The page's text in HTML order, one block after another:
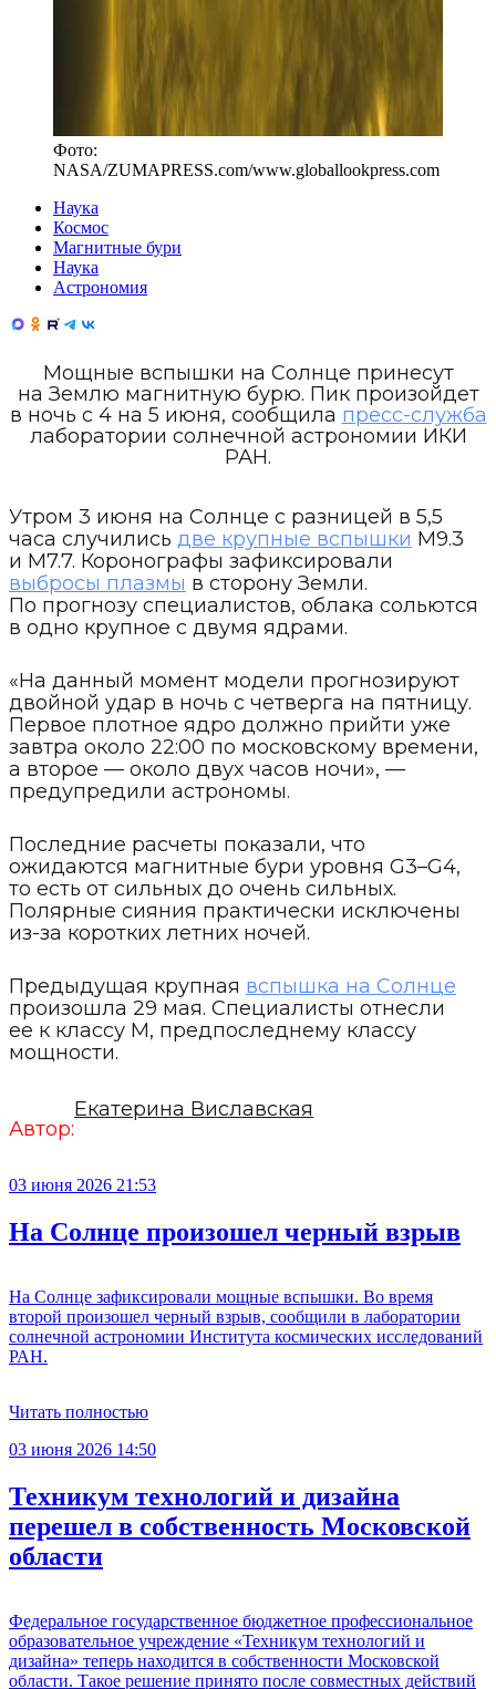
Фото:
NASA/ZUMAPRESS.com/www.globallookpress.com
Наука
Космос
Магнитные бури
Наука
Астрономия
Мощные вспышки на Солнце принесут
на Землю магнитную бурю. Пик произойдет
в ночь с 4 на 5 июня, сообщила пресс-служба
лаборатории солнечной астрономии ИКИ
РАН.
Утром 3 июня на Солнце с разницей в 5,5
часа случились две крупные вспышки М9.3
и М7.7. Коронографы зафиксировали
выбросы плазмы в сторону Земли.
По прогнозу специалистов, облака сольются
в одно крупное с двумя ядрами.
«На данный момент модели прогнозируют
двойной удар в ночь с четверга на пятницу.
Первое плотное ядро должно прийти уже
завтра около 22:00 по московскому времени,
а второе — около двух часов ночи», —
предупредили астрономы.
Последние расчеты показали, что
ожидаются магнитные бури уровня G3–G4,
то есть от сильных до очень сильных.
Полярные сияния практически исключены
из-за коротких летних ночей.
Предыдущая крупная вспышка на Солнце
произошла 29 мая. Специалисты отнесли
ее к классу М, предпоследнему классу
мощности.
Автор:
Екатерина Виславская
03 июня 2026 21:53
На Солнце произошел черный взрыв
На Солнце зафиксировали мощные вспышки. Во время
второй произошел черный взрыв, сообщили в лаборатории
солнечной астрономии Института космических исследований
РАН.
Читать полностью
03 июня 2026 14:50
Техникум технологий и дизайна
перешел в собственность Московской
области
Федеральное государственное бюджетное профессиональное
образовательное учреждение «Техникум технологий и
дизайна» теперь находится в собственности Московской
области. Такое решение принято после совместных действий